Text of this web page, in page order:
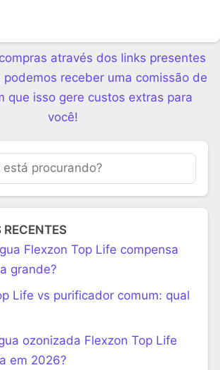
através dos links presentes
podemos receber uma comissão de
que isso gere custos extras para
você!
RECENTES
Flexzon Top Life compensa
grande?
Life vs purificador comum: qual
ozonizada Flexzon Top Life
em 2026?